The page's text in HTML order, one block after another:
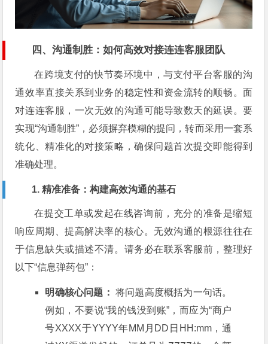
四、沟通制胜：如何高效对接连连客服团队
在跨境支付的快节奏环境中，与支付平台客服的沟
通效率直接关系到业务的稳定性和资金流转的顺畅。面
对连连客服，一次无效的沟通可能导致数天的延误。要
实现“沟通制胜”，必须摒弃模糊的提问，转而采用一套系
统化、精准化的对接策略，确保问题首次提交即能得到
准确处理。
1. 精准准备：构建高效沟通的基石
在提交工单或发起在线咨询前，充分的准备是缩短
响应周期、提高解决率的核心。无效沟通的根源往往在
于信息缺失或描述不清。请务必在联系客服前，整理好
以下“信息弹药包”：
明确核心问题： 将问题高度概括为一句话。
例如，不要说“我的钱没到账”，而应为“商户
号XXXX于YYYY年MM月DD日HH:mm，通